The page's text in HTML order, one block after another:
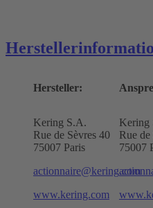
Hersteller:
Kering S.A.
Rue de Sèvres 40
75007 Paris
actionnaire@kering.com
www.kering.com
Kering
Rue de
75007